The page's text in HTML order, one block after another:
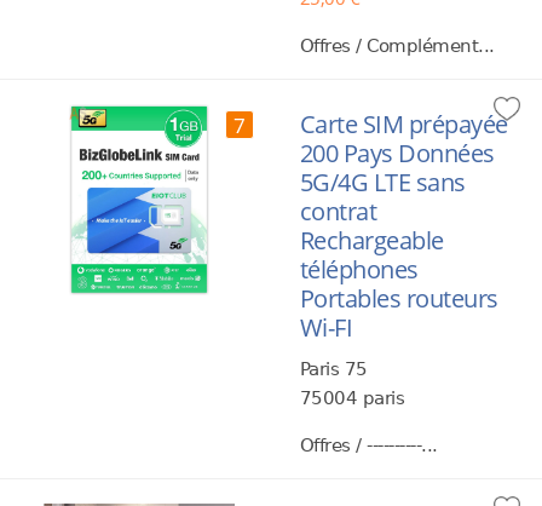
Offres / Complément...
7
Carte SIM prépayée
200 Pays Données
5G/4G LTE sans
contrat
Rechargeable
téléphones
Portables routeurs
Wi-FI
Paris 75
75004 paris
Offres / ----------...